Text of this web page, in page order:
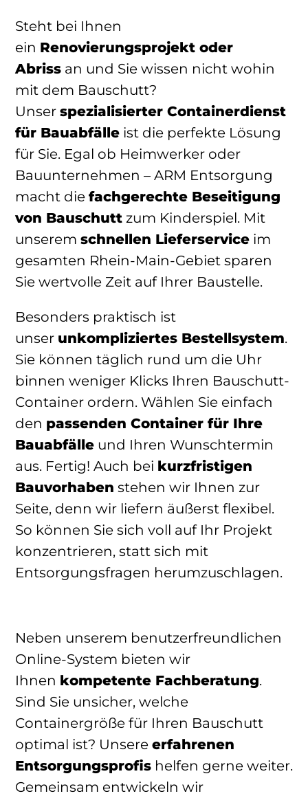
Steht bei Ihnen
ein Renovierungsprojekt oder
Abriss an und Sie wissen nicht wohin
mit dem Bauschutt?
Unser spezialisierter Containerdienst
für Bauabfälle ist die perfekte Lösung
für Sie. Egal ob Heimwerker oder
Bauunternehmen – ARM Entsorgung
macht die fachgerechte Beseitigung
von Bauschutt zum Kinderspiel. Mit
unserem schnellen Lieferservice im
gesamten Rhein-Main-Gebiet sparen
Sie wertvolle Zeit auf Ihrer Baustelle.
Besonders praktisch ist
unser unkompliziertes Bestellsystem.
Sie können täglich rund um die Uhr
binnen weniger Klicks Ihren Bauschutt-
Container ordern. Wählen Sie einfach
den passenden Container für Ihre
Bauabfälle und Ihren Wunschtermin
aus. Fertig! Auch bei kurzfristigen
Bauvorhaben stehen wir Ihnen zur
Seite, denn wir liefern äußerst flexibel.
So können Sie sich voll auf Ihr Projekt
konzentrieren, statt sich mit
Entsorgungsfragen herumzuschlagen.
Neben unserem benutzerfreundlichen
Online-System bieten wir
Ihnen kompetente Fachberatung.
Sind Sie unsicher, welche
Containergröße für Ihren Bauschutt
optimal ist? Unsere erfahrenen
Entsorgungsprofis helfen gerne weiter.
Gemeinsam entwickeln wir